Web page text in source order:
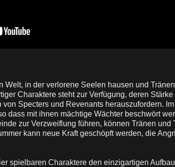
Welt, in der verlorene Seelen hausen und
Charaktere steht zur Verfügung, deren
Specters und Revenants herauszufordern.
dass mit ihnen mächtige Wächter beschwört
zur Verzweiflung führen, können Tränen und
kann neue Kraft geschöpft werden, die
spielbaren Charaktere den einzigartigen